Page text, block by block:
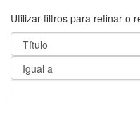
Utilizar filtros para refinar o